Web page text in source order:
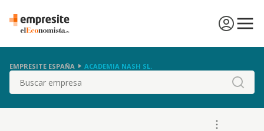
EMPRESITE ESPAÑA ACADEMIA NASH SL.
Buscar